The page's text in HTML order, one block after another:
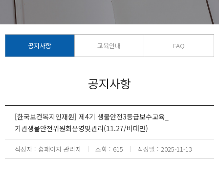
공지사항 교육안내 FAQ
공지사항
[한국보건복지인재원] 제4기 생물안전3등급보수교육_
기관생물안전위원회운영및관리(11.27/비대면)
작성자 홈페이지 관리자 조회 615 작성일 2025-11-13